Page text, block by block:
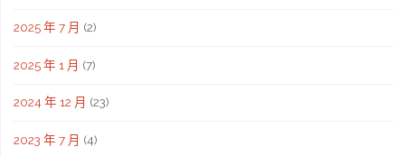
2025 年 7 月 (2)
2025 年 1 月 (7)
2024 年 12 月 (23)
2023 年 7 月 (4)